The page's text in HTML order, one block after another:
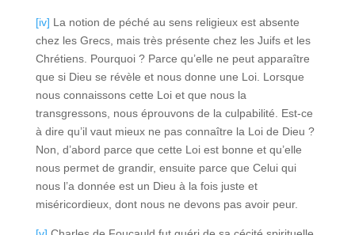
[iv] La notion de péché au sens religieux est absente
chez les Grecs, mais très présente chez les Juifs et les
Chrétiens. Pourquoi ? Parce qu’elle ne peut apparaître
que si Dieu se révèle et nous donne une Loi. Lorsque
nous connaissons cette Loi et que nous la
transgressons, nous éprouvons de la culpabilité. Est-ce
à dire qu’il vaut mieux ne pas connaître la Loi de Dieu ?
Non, d’abord parce que cette Loi est bonne et qu’elle
nous permet de grandir, ensuite parce que Celui qui
nous l’a donnée est un Dieu à la fois juste et
miséricordieux, dont nous ne devons pas avoir peur.